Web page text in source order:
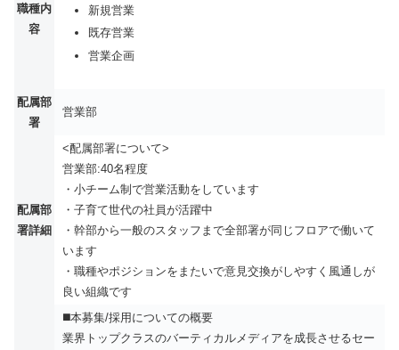
職種内
容
新規営業
既存営業
営業企画
配属部
署
営業部
配属部
署詳細
<配属部署について>
営業部:40名程度
・小チーム制で営業活動をしています
・子育て世代の社員が活躍中
・幹部から一般のスタッフまで全部署が同じフロアで働いて
います
・職種やポジションをまたいで意見交換がしやすく風通しが
良い組織です
◼️本募集/採用についての概要
業界トップクラスのバーティカルメディアを成長させるセー